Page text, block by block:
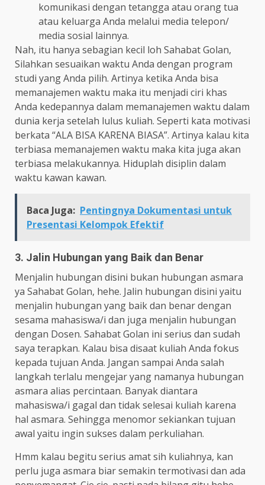
komunikasi dengan tetangga atau orang tua
atau keluarga Anda melalui media telepon/
media sosial lainnya.
Nah, itu hanya sebagian kecil loh Sahabat Golan,
Silahkan sesuaikan waktu Anda dengan program
studi yang Anda pilih. Artinya ketika Anda bisa
memanajemen waktu maka itu menjadi ciri khas
Anda kedepannya dalam memanajemen waktu dalam
dunia kerja setelah lulus kuliah. Seperti kata motivasi
berkata “ALA BISA KARENA BIASA”. Artinya kalau kita
terbiasa memanajemen waktu maka kita juga akan
terbiasa melakukannya. Hiduplah disiplin dalam
waktu kawan kawan.
Baca Juga: Pentingnya Dokumentasi untuk
Presentasi Kelompok Efektif
3. Jalin Hubungan yang Baik dan Benar
Menjalin hubungan disini bukan hubungan asmara
ya Sahabat Golan, hehe. Jalin hubungan disini yaitu
menjalin hubungan yang baik dan benar dengan
sesama mahasiswa/i dan juga menjalin hubungan
dengan Dosen. Sahabat Golan ini serius dan sudah
saya terapkan. Kalau bisa disaat kuliah Anda fokus
kepada tujuan Anda. Jangan sampai Anda salah
langkah terlalu mengejar yang namanya hubungan
asmara alias percintaan. Banyak diantara
mahasiswa/i gagal dan tidak selesai kuliah karena
hal asmara. Sehingga menomor sekiankan tujuan
awal yaitu ingin sukses dalam perkuliahan.
Hmm kalau begitu serius amat sih kuliahnya, kan
perlu juga asmara biar semakin termotivasi dan ada